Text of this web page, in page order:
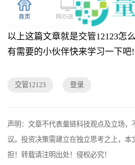
以上这篇文章就是交管12123怎
有需要的小伙伴快来学习一下吧!
交管12123 登录
声明：文章不代表量链科技观点及立场，
议。投资决策需建立在独立思考之上，本
担！转载请注明出处！侵权必究！